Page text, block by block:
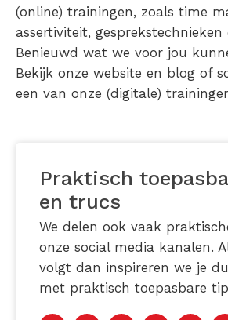
(online) trainingen, zoals time
assertiviteit, gesprekstechnieken
Benieuwd wat we voor jou
Bekijk onze website en blog of
een van onze (digitale)
Praktisch
en trucs
We delen ook vaak
onze social media kanalen.
volgt dan inspireren we je
met praktisch toepasbare